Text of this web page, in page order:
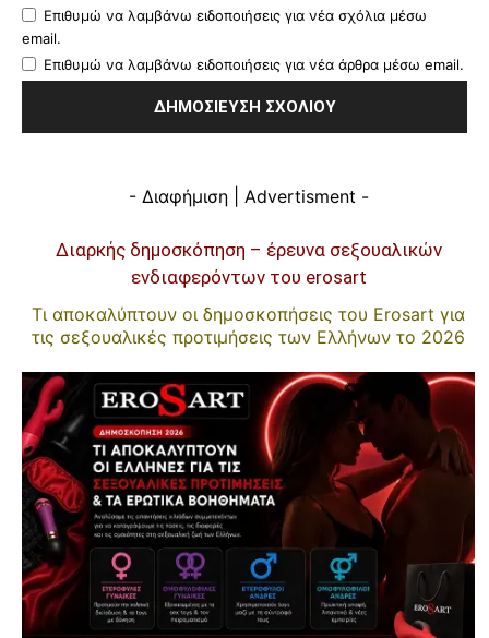
Επιθυμώ να λαμβάνω ειδοποιήσεις για νέα σχόλια μέσω
email.
Επιθυμώ να λαμβάνω ειδοποιήσεις για νέα άρθρα μέσω email.
- Διαφήμιση | Advertisment -
Διαρκής δημοσκόπηση – έρευνα σεξουαλικών
ενδιαφερόντων του erosart
Τι αποκαλύπτουν οι δημοσκοπήσεις του Erosart για
τις σεξουαλικές προτιμήσεις των Ελλήνων το 2026